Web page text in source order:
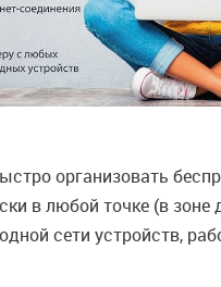
организовать
в любой точке (в
сети устройств,